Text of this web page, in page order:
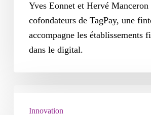
Yves Eonnet et Hervé Manceron
cofondateurs de TagPay, une
accompagne les établissements
dans le digital.
Innovation